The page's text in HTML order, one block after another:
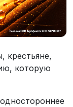
крестьяне,
которую